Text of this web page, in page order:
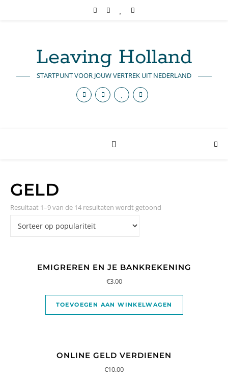
Leaving Holland
STARTPUNT VOOR JOUW VERTREK UIT NEDERLAND
GELD
Resultaat 1–9 van de 14 resultaten wordt getoond
EMIGREREN EN JE BANKREKENING
€3.00
TOEVOEGEN AAN WINKELWAGEN
ONLINE GELD VERDIENEN
€10.00